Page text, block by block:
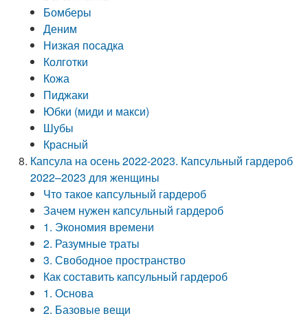
Бомберы
Деним
Низкая посадка
Колготки
Кожа
Пиджаки
Юбки (миди и макси)
Шубы
Красный
Капсула на осень 2022-2023. Капсульный гардероб
2022–2023 для женщины
Что такое капсульный гардероб
Зачем нужен капсульный гардероб
1. Экономия времени
2. Разумные траты
3. Свободное пространство
Как составить капсульный гардероб
1. Основа
2. Базовые вещи